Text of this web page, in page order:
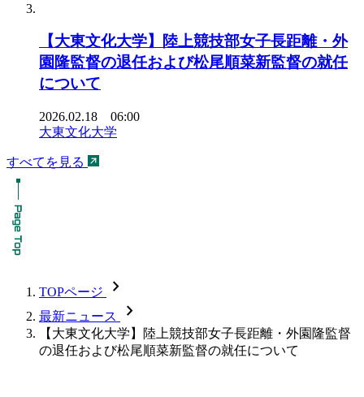
【大東文化大学】陸上競技部女子長距離・外
園隆監督の退任および松尾順菜新監督の就任
について
2026.02.18 06:00
大東文化大学
すべてを見る
TOPページ chevron_forward
最新ニュース chevron_forward
【大東文化大学】陸上競技部女子長距離・外園隆監督
の退任および松尾順菜新監督の就任について